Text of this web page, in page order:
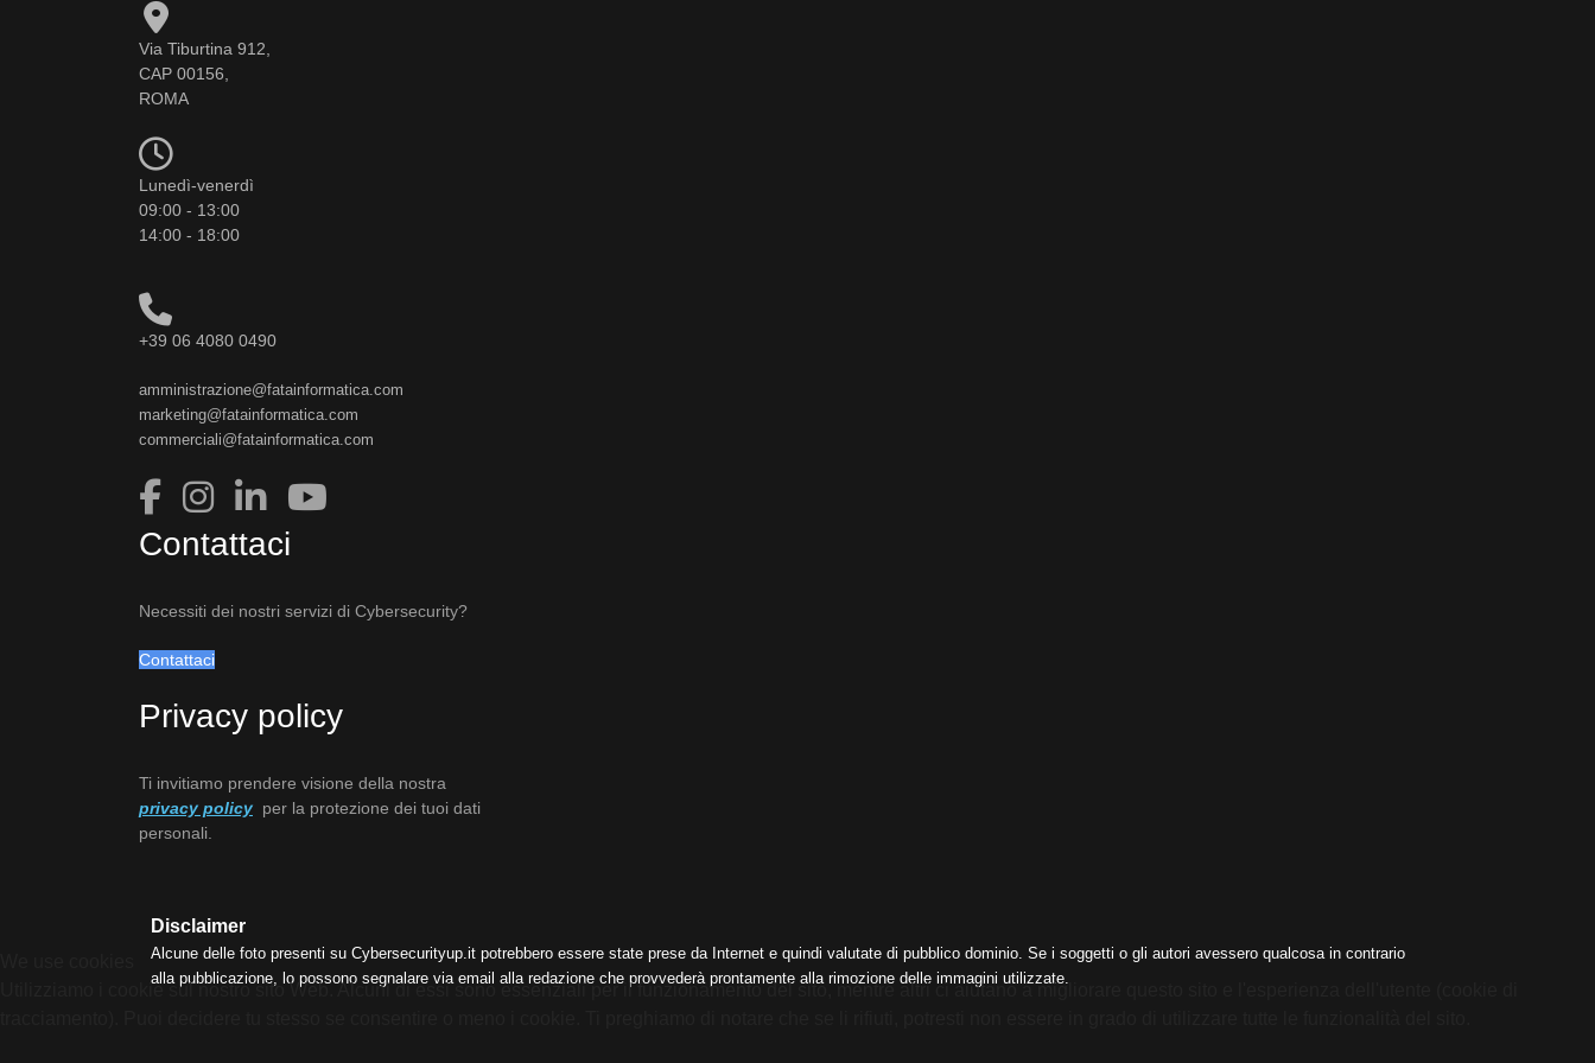
Via Tiburtina 912,
CAP 00156,
ROMA
Lunedì-venerdì
09:00 - 13:00
14:00 - 18:00
+39 06 4080 0490
amministrazione@fatainformatica.com
marketing@fatainformatica.com
commerciali@fatainformatica.com
Contattaci
Necessiti dei nostri servizi di Cybersecurity?
Contattaci
Privacy policy
Ti invitiamo prendere visione della nostra
privacy policy per la protezione dei tuoi dati
personali.
Disclaimer
Alcune delle foto presenti su Cybersecurityup.it potrebbero essere state prese da Internet e quindi valutate di pubblico dominio. Se i soggetti o gli autori avessero qualcosa in contrario
alla pubblicazione, lo possono segnalare via email alla redazione che provvederà prontamente alla rimozione delle immagini utilizzate.
Utilizziamo i cookie sul nostro sito Web. Alcuni di essi sono essenziali per il funzionamento del sito, mentre altri ci aiutano a migliorare questo sito e l'esperienza dell'utente (cookie di